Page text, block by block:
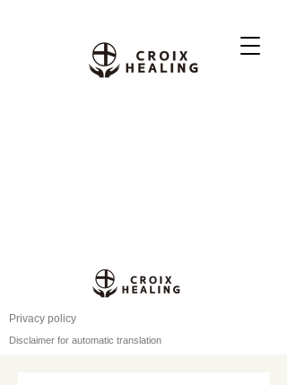
Privacy policy
Disclaimer for automatic translation